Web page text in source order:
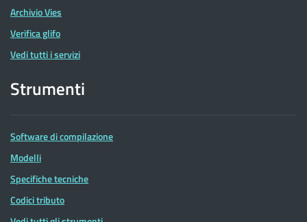
Archivio Vies
Verifica glifo
Vedi tutti i servizi
Strumenti
Software di compilazione
Modelli
Specifiche tecniche
Codici tributo